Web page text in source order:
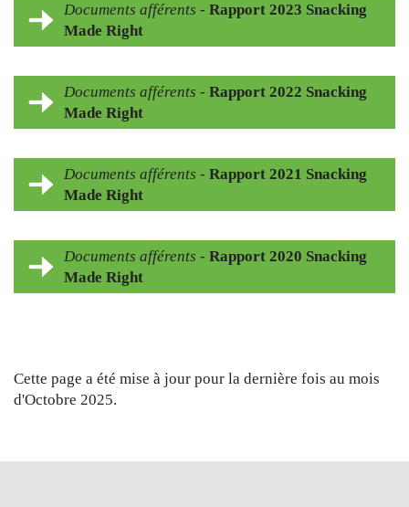
Documents afférents -Rapport 2023 Snacking
Made Right
Documents afférents -Rapport 2022 Snacking
Made Right
Documents afférents -Rapport 2021 Snacking
Made Right
Documents afférents -Rapport 2020 Snacking
Made Right
Cette page a été mise à jour pour la dernière fois au mois
d'Octobre 2025.